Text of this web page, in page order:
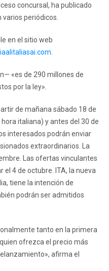
concursal, ha publicado
periódicos.
en el sitio web
«es de 290 millones de
por la ley».
de mañana sábado 18 de
italiana) y antes del 30 de
interesados ​​podrán enviar
extraordinarios. La
Las ofertas vinculantes
4 de octubre. ITA, la nueva
tiene la intención de
podrán ser admitidos
tanto en la primera
ofrezca el precio más
afirma el